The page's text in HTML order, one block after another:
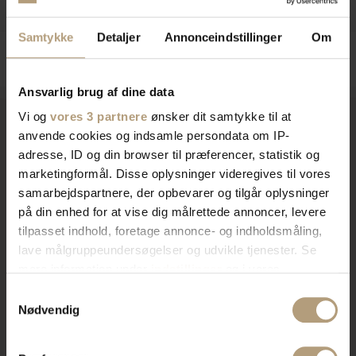
Samtykke Detaljer Annonceindstillinger Om
Ansvarlig brug af dine data
Vi og vores 3 partnere ønsker dit samtykke til at
anvende cookies og indsamle persondata om IP-
adresse, ID og din browser til præferencer, statistik og
marketingformål. Disse oplysninger videregives til vores
samarbejdspartnere, der opbevarer og tilgår oplysninger
på din enhed for at vise dig målrettede annoncer, levere
tilpasset indhold, foretage annonce- og indholdsmåling,
lave målgruppeundersøgelser og udvikle tjenester. Se
tilbage eller ændre indstillinger fra vores
"Cookiedeklaration", eller ved at trykke på "Privacy
Nødvendig
Vi erspecialisterindenfor
indretning af private hjem og
erhvervslokaler​
funktionalitet. Find tidløst design, æstetik, eller